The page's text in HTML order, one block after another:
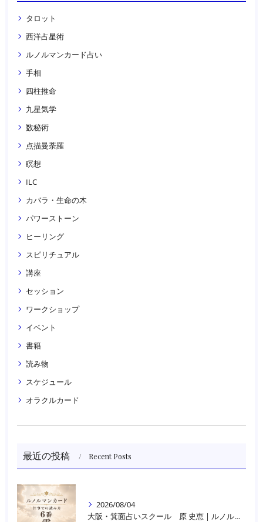
タロット
西洋占星術
ルノルマンカード占い
手相
四柱推命
九星気学
数秘術
点描曼荼羅
瞑想
ILC
カバラ・生命の木
パワーストーン
ヒーリング
スピリチュアル
講座
セッション
ワークショップ
イベント
書籍
読み物
スケジュール
オラクルカード
最近の投稿 Recent Posts
2026/08/04
大阪・箕面占いスクール 原 史恵 | ルノルマンカード読み方のコツ「雲」 仕事をテーマに占った場合